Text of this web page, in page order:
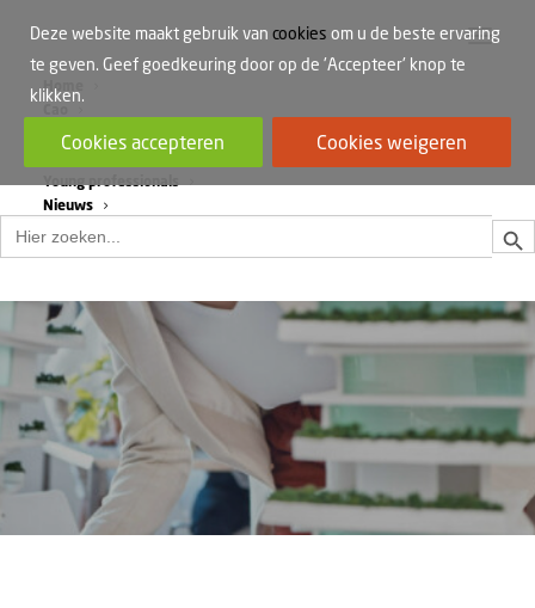
Home
Werkdruk
Vrouwen in de bouw
Young professionals
Nieuws
Zoek
naar:
Deze website maakt gebruik van cookies om u de beste ervaring
te geven. Geef goedkeuring door op de 'Accepteer' knop te
klikken.
Cookies accepteren Cookies weigeren